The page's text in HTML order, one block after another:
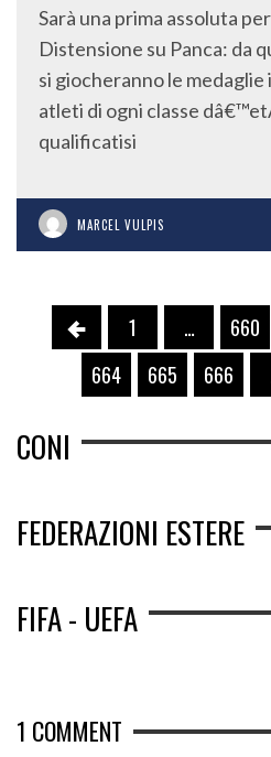
Sarà una prima assoluta
Distensione su Panca: da
si giocheranno le medaglie
atleti di ogni classe
qualificatisi
MARCEL VULPIS
1 … 660
664
665 666
CONI
FEDERAZIONI ESTERE
FIFA - UEFA
1 COMMENT